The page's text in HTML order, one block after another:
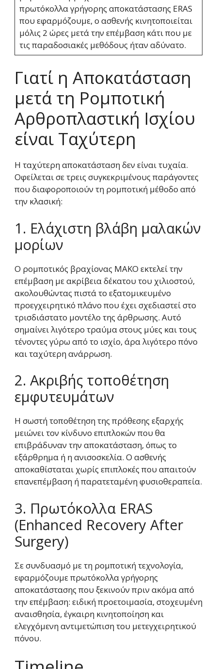
πρωτόκολλα γρήγορης αποκατάστασης ERAS
που εφαρμόζουμε, ο ασθενής κινητοποιείται
μόλις 2 ώρες μετά την επέμβαση κάτι που με
τις παραδοσιακές μεθόδους ήταν αδύνατο.
Γιατί η Αποκατάσταση
μετά τη Ρομποτική
Αρθροπλαστική Ισχίου
είναι Ταχύτερη
Η ταχύτερη αποκατάσταση δεν είναι τυχαία.
Οφείλεται σε τρεις συγκεκριμένους παράγοντες
που διαφοροποιούν τη ρομποτική μέθοδο από
την κλασική:
1. Ελάχιστη βλάβη μαλακών
μορίων
Ο ρομποτικός βραχίονας MAKO εκτελεί την
επέμβαση με ακρίβεια δέκατου του χιλιοστού,
ακολουθώντας πιστά το εξατομικευμένο
προεγχειρητικό πλάνο που έχει σχεδιαστεί στο
τρισδιάστατο μοντέλο της άρθρωσης. Αυτό
σημαίνει λιγότερο τραύμα στους μύες και τους
τένοντες γύρω από το ισχίο, άρα λιγότερο πόνο
και ταχύτερη ανάρρωση.
2. Ακριβής τοποθέτηση
εμφυτευμάτων
Η σωστή τοποθέτηση της πρόθεσης εξαρχής
μειώνει τον κίνδυνο επιπλοκών που θα
επιβράδυναν την αποκατάσταση, όπως το
εξάρθρημα ή η ανισοσκελία. Ο ασθενής
αποκαθίσταται χωρίς επιπλοκές που απαιτούν
επανεπέμβαση ή παρατεταμένη φυσιοθεραπεία.
3. Πρωτόκολλα ERAS
(Enhanced Recovery After
Surgery)
Σε συνδυασμό με τη ρομποτική τεχνολογία,
εφαρμόζουμε πρωτόκολλα γρήγορης
αποκατάστασης που ξεκινούν πριν ακόμα από
την επέμβαση: ειδική προετοιμασία, στοχευμένη
αναισθησία, έγκαιρη κινητοποίηση και
ελεγχόμενη αντιμετώπιση του μετεγχειρητικού
πόνου.